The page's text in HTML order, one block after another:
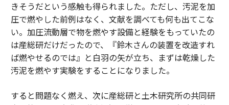
きそうだという感触も得られました。ただし、汚泥を加
圧で燃やした前例はなく、文献を調べても何も出てこな
い。加圧流動層で物を燃やす設備と経験をもっていたの
は産総研だけだったので、『鈴木さんの装置を改造すれ
ば燃やせるのでは』と白羽の矢が立ち、まずは乾燥した
汚泥を燃やす実験をすることになりました。
すると問題なく燃え、次に産総研と土木研究所の共同研